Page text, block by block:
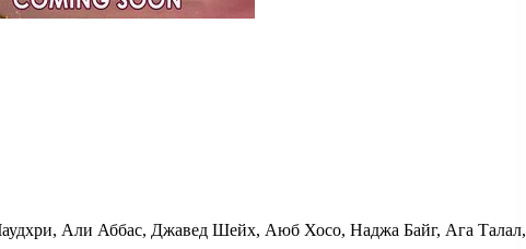
Али Аббас, Джавед Шейх, Аюб Хосо, Наджа Байг, Ага Талал,